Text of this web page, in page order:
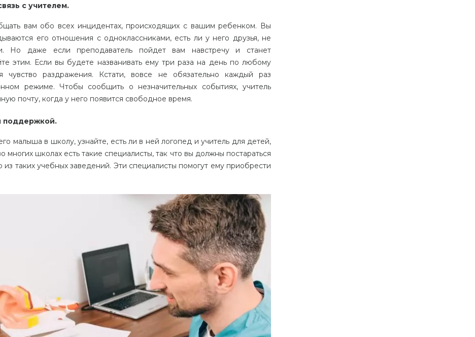
с учителем.
вам обо всех инцидентах, происходящих с вашим ребенком. Вы
его отношения с одноклассниками, есть ли у него друзья, не
Но даже если преподаватель пойдет вам навстречу и станет
этим. Если вы будете названивать ему три раза на день по любому
чувство раздражения. Кстати, вовсе не обязательно каждый раз
режиме. Чтобы сообщить о незначительных событиях, учитель
почту, когда у него появится свободное время.
поддержкой.
малыша в школу, узнайте, есть ли в ней логопед и учитель для детей,
школах есть такие специалисты, так что вы должны постараться
таких учебных заведений. Эти специалисты помогут ему приобрести